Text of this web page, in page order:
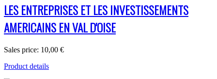
LES ENTREPRISES ET LES INVESTISSEMENTS
AMERICAINS EN VAL D'OISE
Sales price: 10,00 €
Product details